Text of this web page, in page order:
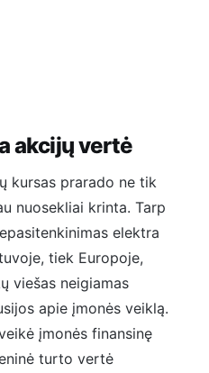
akcijų vertė
kursas prarado ne tik
nuosekliai krinta. Tarp
elektra
tiek Europoje,
viešas neigiamas
apie įmonės veiklą.
įmonės finansinę
turto vertė